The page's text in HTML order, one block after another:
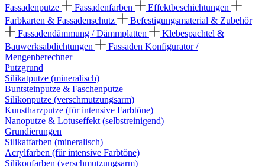
Fassadenputze
Fassadenfarben
Effektbeschichtungen
Farbkarten & Fassadenschutz
Befestigungsmaterial & Zubehör
Fassadendämmung / Dämmplatten
Klebespachtel &
Bauwerksabdichtungen
Fassaden Konfigurator /
Mengenberechner
Putzgrund
Silikatputze (mineralisch)
Buntsteinputze & Faschenputze
Silikonputze (verschmutzungsarm)
Kunstharzputze (für intensive Farbtöne)
Nanoputze & Lotuseffekt (selbstreinigend)
Grundierungen
Silikatfarben (mineralisch)
Acrylfarben (für intensive Farbtöne)
Silikonfarben (verschmutzungsarm)